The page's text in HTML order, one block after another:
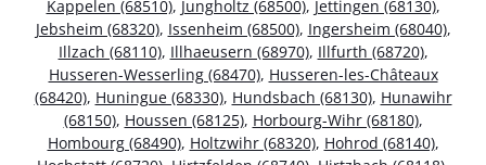
Kappelen (68510), Jungholtz (68500), Jettingen (68130),
Jebsheim (68320), Issenheim (68500), Ingersheim (68040),
Illzach (68110), Illhaeusern (68970), Illfurth (68720),
Husseren-Wesserling (68470), Husseren-les-Châteaux
(68420), Huningue (68330), Hundsbach (68130), Hunawihr
(68150), Houssen (68125), Horbourg-Wihr (68180),
Hombourg (68490), Holtzwihr (68320), Hohrod (68140),